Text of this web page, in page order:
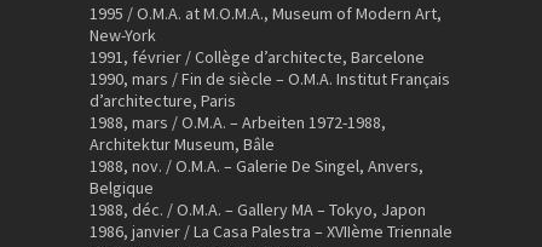
1995 / O.M.A. at M.O.M.A., Museum of Modern Art,
New-York
1991, février / Collège d’architecte, Barcelone
1990, mars / Fin de siècle – O.M.A. Institut Français
d’architecture, Paris
1988, mars / O.M.A. – Arbeiten 1972-1988,
Architektur Museum, Bâle
1988, nov. / O.M.A. – Galerie De Singel, Anvers,
Belgique
1988, déc. / O.M.A. – Gallery MA – Tokyo, Japon
1986, janvier / La Casa Palestra – XVIIème Triennale